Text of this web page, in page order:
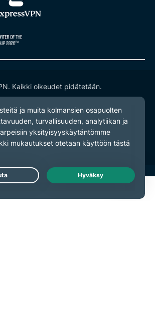
Kaikki oikeudet pidätetään.
Live Chat